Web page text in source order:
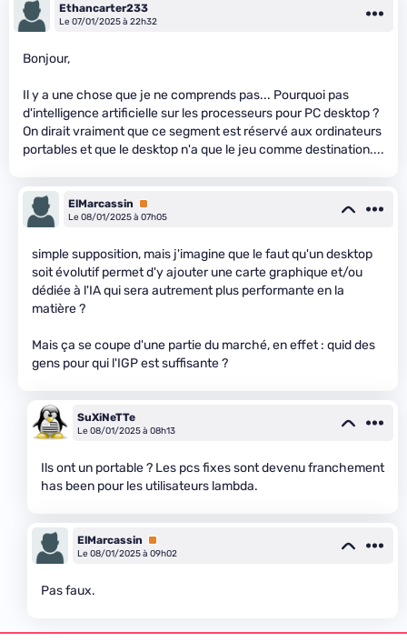
Ethancarter233
Le 07/01/2025 à 22h32
Bonjour,
Il y a une chose que je ne comprends pas... Pourquoi pas
d'intelligence artificielle sur les processeurs pour PC desktop ?
On dirait vraiment que ce segment est réservé aux ordinateurs
portables et que le desktop n'a que le jeu comme destination....
ElMarcassin
Premium
Le 08/01/2025 à 07h05
simple supposition, mais j'imagine que le faut qu'un desktop
soit évolutif permet d'y ajouter une carte graphique et/ou
dédiée à l'IA qui sera autrement plus performante en la
matière ?
Mais ça se coupe d'une partie du marché, en effet : quid des
gens pour qui l'IGP est suffisante ?
SuXiNeTTe
Le 08/01/2025 à 08h13
Ils ont un portable ? Les pcs fixes sont devenu franchement
has been pour les utilisateurs lambda.
ElMarcassin
Premium
Le 08/01/2025 à 09h02
Pas faux.